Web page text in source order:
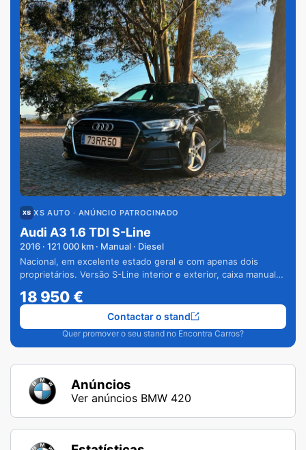
XS AUTO · ANÚNCIO PATROCINADO
Audi A3 1.6 TDI S-Line
2016 · 121 000 km · Manual · Diesel
Nacional, em excelente estado geral e com apenas dois
proprietários. Versão S-Line interior e exterior, caixa manual
18 950€
Quer promover o seu stand no Encontra Carros?
Contactar o stand
Anúncios
Ver anúncios BMW 420